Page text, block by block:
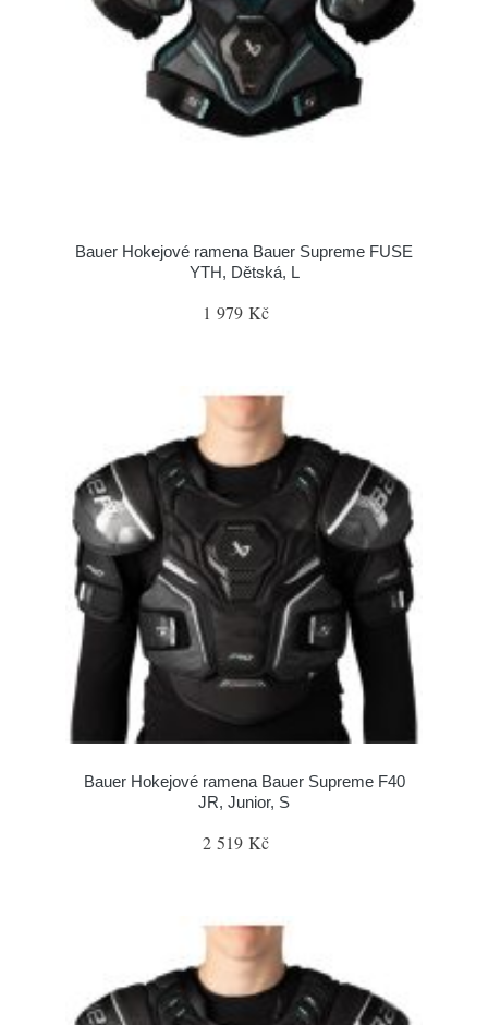
Bauer Hokejové ramena Bauer Supreme FUSE
YTH, Dětská, L
1 979 Kč
Bauer Hokejové ramena Bauer Supreme F40
JR, Junior, S
2 519 Kč